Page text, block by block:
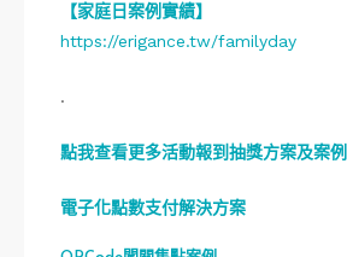
【家庭日案例實績】
https://erigance.tw/familyday
.
點我查看更多活動報到抽獎方案及案例
電子化點數支付解決方案